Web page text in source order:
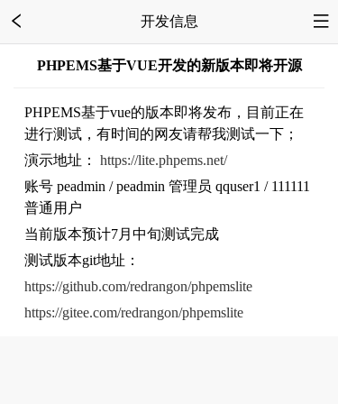
开发信息
PHPEMS基于VUE开发的新版本即将开源
PHPEMS基于vue的版本即将发布，目前正在
进行测试，有时间的网友请帮我测试一下；
演示地址： https://lite.phpems.net/
账号 peadmin / peadmin 管理员 qquser1 / 111111
普通用户
当前版本预计7月中旬测试完成
测试版本git地址：
https://github.com/redrangon/phpemslite
https://gitee.com/redrangon/phpemslite